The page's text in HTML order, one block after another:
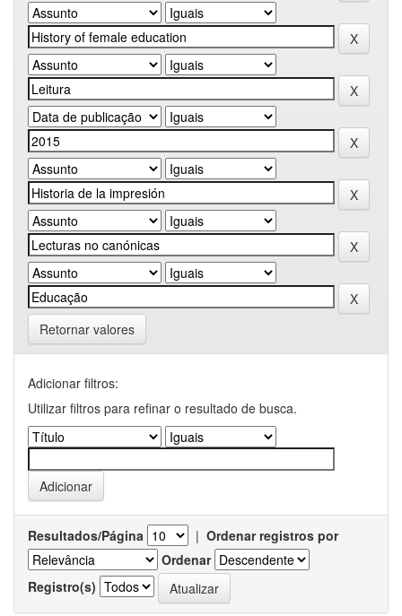
Retornar valores
Adicionar filtros:
Utilizar filtros para refinar o resultado de busca.
Resultados/Página | Ordenar registros por
Ordenar
Registro(s)